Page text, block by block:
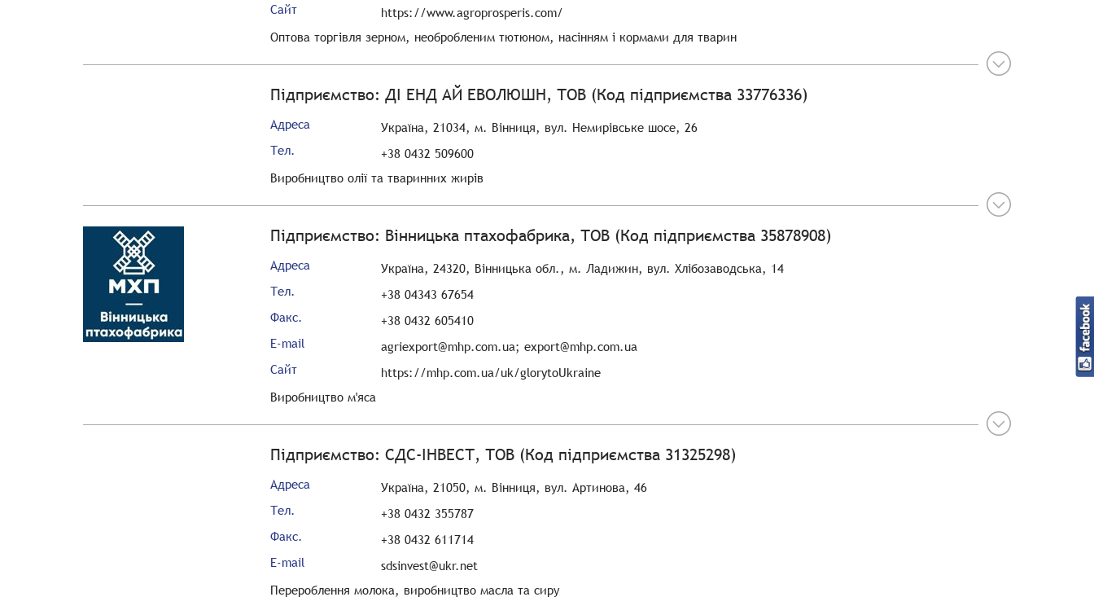
Сайт
https://www.agroprosperis.com/
Оптова торгівля зерном, необробленим тютюном, насінням і кормами для тварин
Підприємство: ДІ ЕНД АЙ ЕВОЛЮШН, ТОВ (Код підприємства 33776336)
Адреса
Україна, 21034, м. Вінниця, вул. Немирівське шосе, 26
Тел.
+38 0432 509600
Виробництво олії та тваринних жирів
Підприємство: Вінницька птахофабрика, ТОВ (Код підприємства 35878908)
Адреса
Україна, 24320, Вінницька обл., м. Ладижин, вул. Хлібозаводська, 14
Тел.
+38 04343 67654
Факс.
+38 0432 605410
E-mail
agriexport@mhp.com.ua; export@mhp.com.ua
Сайт
https://mhp.com.ua/uk/glorytoUkraine
Виробництво м'яса
Підприємство: СДС-ІНВЕСТ, ТОВ (Код підприємства 31325298)
Адреса
Україна, 21050, м. Вінниця, вул. Артинова, 46
Тел.
+38 0432 355787
Факс.
+38 0432 611714
E-mail
sdsinvest@ukr.net
Перероблення молока, виробництво масла та сиру